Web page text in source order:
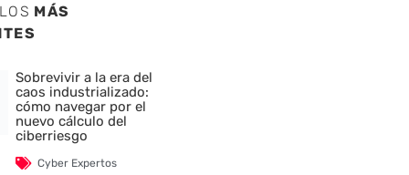
MÁS
Sobrevivir a la era del
caos industrializado:
cómo navegar por el
nuevo cálculo del
ciberriesgo
Cyber Expertos